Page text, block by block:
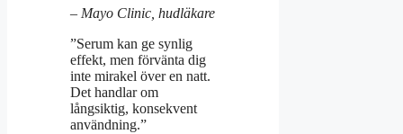
– Mayo Clinic, hudläkare
”Serum kan ge synlig
effekt, men förvänta dig
inte mirakel över en natt.
Det handlar om
långsiktig, konsekvent
användning.”